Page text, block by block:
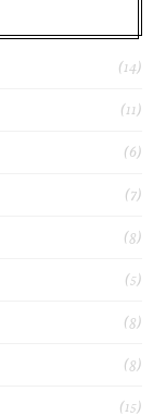
(14)
(11)
(6)
(7)
(8)
(5)
(8)
(8)
(15)